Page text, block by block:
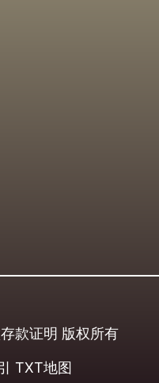
款证明 版权所有
TXT地图